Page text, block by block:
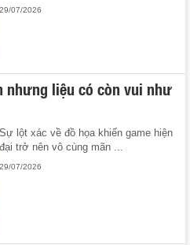
29/07/2026
nhưng liệu có còn vui như
Sự lột xác về đồ họa khiến game hiện
đại trở nên vô cùng mãn ...
29/07/2026